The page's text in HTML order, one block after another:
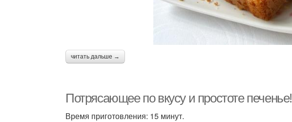
читать дальше →
Потрясающее по вкусу и простоте печенье!
Время приготовления: 15 минут.